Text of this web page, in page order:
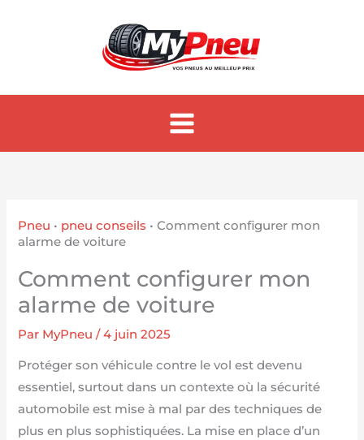
Pneu • pneu conseils •Comment configurer mon
alarme de voiture
Comment configurer mon
alarme de voiture
Par MyPneu/4 juin 2025
Protéger son véhicule contre le vol est devenu
essentiel, surtout dans un contexte où la sécurité
automobile est mise à mal par des techniques de
plus en plus sophistiquées. La mise en place d’un